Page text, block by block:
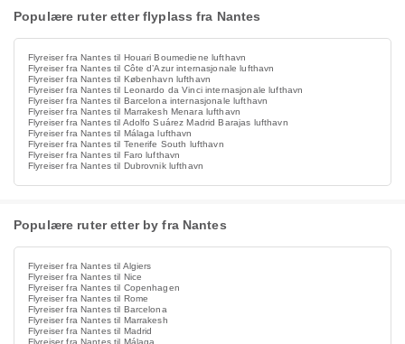
Populære ruter etter flyplass fra Nantes
Flyreiser fra Nantes til Houari Boumediene lufthavn
Flyreiser fra Nantes til Côte d’Azur internasjonale lufthavn
Flyreiser fra Nantes til København lufthavn
Flyreiser fra Nantes til Leonardo da Vinci internasjonale lufthavn
Flyreiser fra Nantes til Barcelona internasjonale lufthavn
Flyreiser fra Nantes til Marrakesh Menara lufthavn
Flyreiser fra Nantes til Adolfo Suárez Madrid Barajas lufthavn
Flyreiser fra Nantes til Málaga lufthavn
Flyreiser fra Nantes til Tenerife South lufthavn
Flyreiser fra Nantes til Faro lufthavn
Flyreiser fra Nantes til Dubrovnik lufthavn
Populære ruter etter by fra Nantes
Flyreiser fra Nantes til Algiers
Flyreiser fra Nantes til Nice
Flyreiser fra Nantes til Copenhagen
Flyreiser fra Nantes til Rome
Flyreiser fra Nantes til Barcelona
Flyreiser fra Nantes til Marrakesh
Flyreiser fra Nantes til Madrid
Flyreiser fra Nantes til Málaga